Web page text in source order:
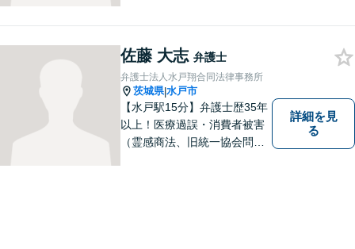
佐藤 大志 弁護士
弁護士法人水戸翔合同法律事務所
茨城県|水戸市
【水戸駅15分】弁護士歴35年
以上！医療過誤・消費者被害
（霊感商法、旧統一協会問題
詳細を見
る